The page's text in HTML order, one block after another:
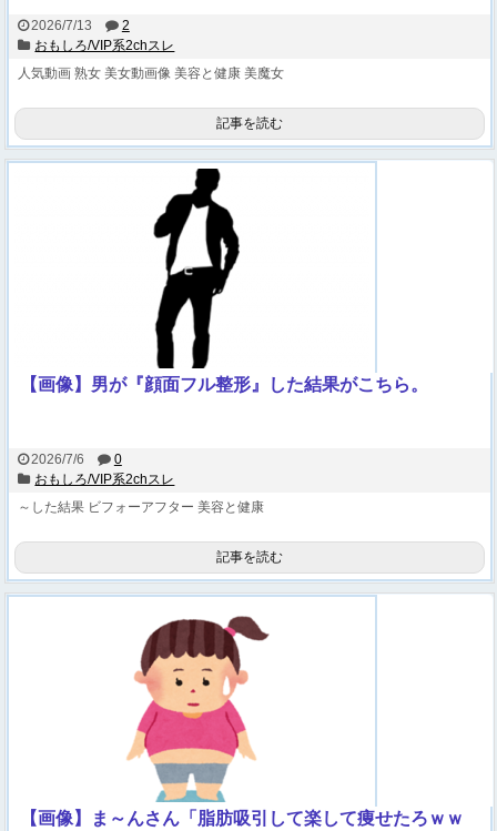
2026/7/13
2
おもしろ/VIP系2chスレ
人気動画 熟女 美女動画像 美容と健康 美魔女
記事を読む
【画像】男が『顔面フル整形』した結果がこちら。
2026/7/6
0
おもしろ/VIP系2chスレ
～した結果 ビフォーアフター 美容と健康
記事を読む
【画像】ま～んさん「脂肪吸引して楽して痩せたろｗｗ